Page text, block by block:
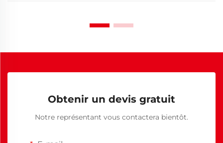
Obtenir un devis gratuit
Notre représentant vous contactera bientôt.